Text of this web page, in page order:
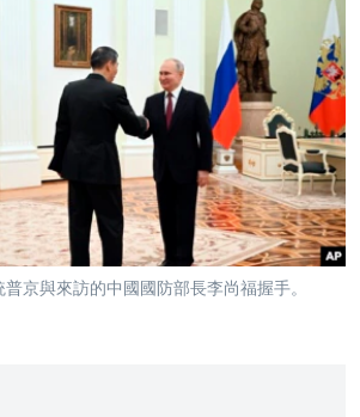
京與來訪的中國國防部長李尚福握手。